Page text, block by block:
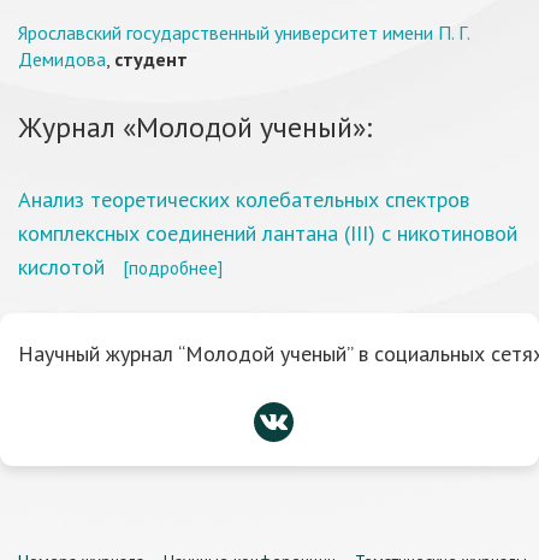
Ярославский государственный университет имени П. Г.
Демидова, студент
Журнал «Молодой ученый»:
Анализ теоретических колебательных спектров
комплексных соединений лантана (III) с никотиновой
кислотой
[подробнее]
Научный журнал “Молодой ученый” в социальных